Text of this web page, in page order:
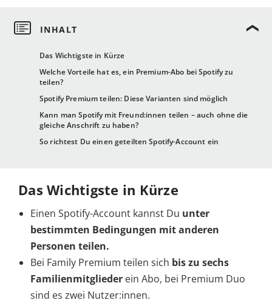
Das Wichtigste in Kürze
Welche Vorteile hat es, ein Premium-Abo bei Spotify zu
teilen?
Spotify Premium teilen: Diese Varianten sind möglich
Kann man Spotify mit Freund:innen teilen – auch ohne die
gleiche Anschrift zu haben?
So richtest Du einen geteilten Spotify-Account ein
Das Wichtigste in Kürze
Einen Spotify-Account kannst Du unter
bestimmten Bedingungen mit anderen
Personen teilen.
Bei Family Premium teilen sich bis zu sechs
Familienmitglieder ein Abo, bei Premium Duo
sind es zwei Nutzer:innen.